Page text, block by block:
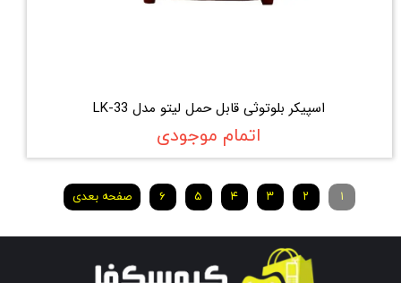
اسپیکر بلوتوثی قابل حمل لیتو مدل LK-33
اتمام موجودی
۱ ۲ ۳ ۴ ۵ ۶ صفحه بعدی